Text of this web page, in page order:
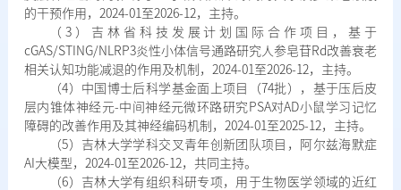
的干预作用，2024-01至2026-12，主持。
（3）吉林省科技发展计划国际合作项目，基于
cGAS/STING/NLRP3炎性小体信号通路研究人参皂苷Rd改善衰老
相关认知功能减退的作用及机制，2024-01至2026-12，主持。
（4）中国博士后科学基金面上项目（74批），基于压后皮
层内锥体神经元-中间神经元微环路研究PSA对AD小鼠学习记忆
障碍的改善作用及其神经编码机制，2024-01至2025-12，主持。
（5）吉林大学学科交叉青年创新团队项目，阿尔兹海默症
AI大模型，2024-01至2026-12，共同主持。
（6）吉林大学有组织科研专项，用于生物医学领域的近红